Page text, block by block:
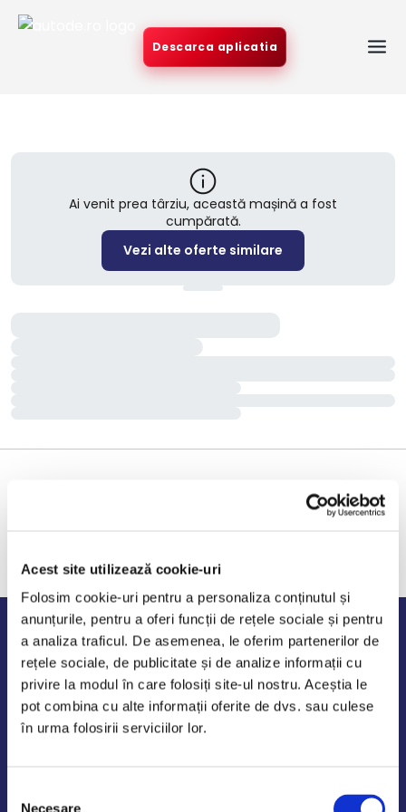
Acest site utilizează cookie-uri
Folosim cookie-uri pentru a personaliza conținutul și
anunțurile, pentru a oferi funcții de rețele sociale și pentru
a analiza traficul. De asemenea, le oferim partenerilor de
rețele sociale, de publicitate și de analize informații cu
privire la modul în care folosiți site-ul nostru. Aceștia le
pot combina cu alte informații oferite de dvs. sau culese
în urma folosirii serviciilor lor.
Necesare
Descarca aplicatia
Ai venit prea târziu, această mașină a fost
cumpărată.
Vezi alte oferte similare
Program de lucru
Luni - Vineri: 09:00-18:00
Sambata - Duminica: 10:00-14:00